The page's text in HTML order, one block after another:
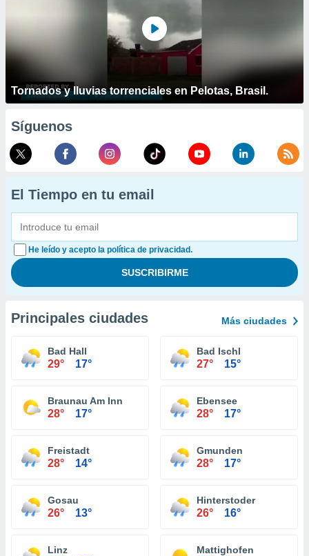
Tornados y lluvias torrenciales en Pelotas, Brasil.
Síguenos
El Tiempo en tu email
He leído y acepto la política de privacidad.
Principales ciudades Más ciudades
Bad Hall
29° 17°
Bad Ischl
27° 15°
Braunau Am Inn
28° 17°
Ebensee
28° 17°
Freistadt
28° 14°
Gmunden
28° 17°
Gosau
26° 13°
Hinterstoder
26° 16°
Linz Mattighofen